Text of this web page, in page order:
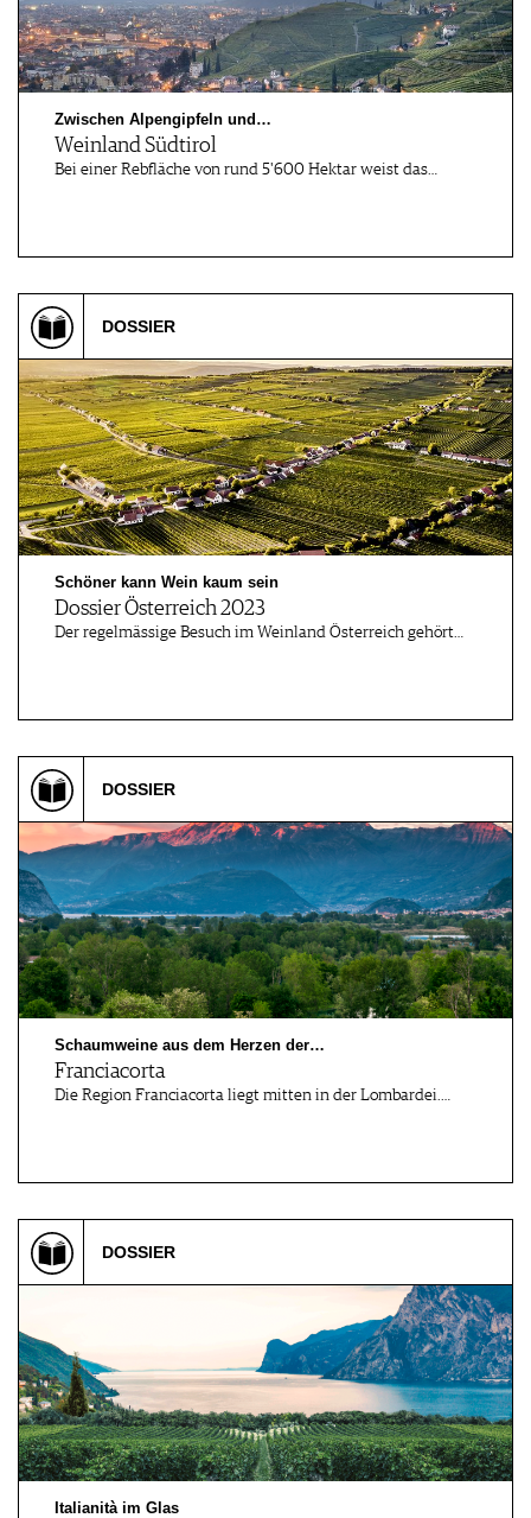
Zwischen Alpengipfeln und…
Weinland Südtirol
Bei einer Rebfläche von rund 5'600 Hektar weist das…
DOSSIER
Schöner kann Wein kaum sein
Dossier Österreich 2023
Der regelmässige Besuch im Weinland Österreich gehört…
DOSSIER
Schaumweine aus dem Herzen der…
Franciacorta
Die Region Franciacorta liegt mitten in der Lombardei.…
DOSSIER
Italianità im Glas